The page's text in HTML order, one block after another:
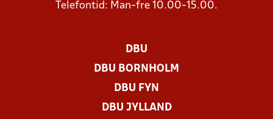
Telefontid: Man-fre 10.00-15.00.
DBU
DBU BORNHOLM
DBU FYN
DBU JYLLAND